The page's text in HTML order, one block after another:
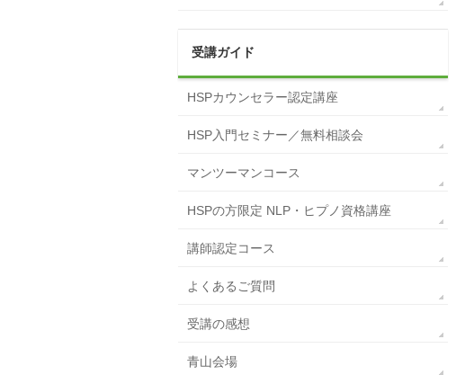
受講ガイド
HSPカウンセラー認定講座
HSP入門セミナー／無料相談会
マンツーマンコース
HSPの方限定 NLP・ヒプノ資格講座
講師認定コース
よくあるご質問
受講の感想
青山会場